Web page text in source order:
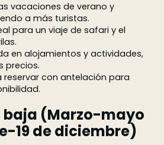
vacaciones de verano y
a más turistas.
para un viaje de safari y el
en alojamientos y actividades,
precios.
reservar con antelación para
baja (Marzo-mayo
19 de diciembre)